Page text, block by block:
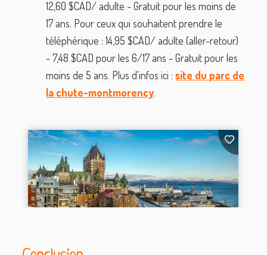
12,60 $CAD/ adulte - Gratuit pour les moins de
17 ans. Pour ceux qui souhaitent prendre le
téléphérique : 14,95 $CAD/ adulte (aller-retour)
- 7,48 $CAD pour les 6/17 ans - Gratuit pour les
moins de 5 ans. Plus d'infos ici :site du parc de
la chute-montmorency.